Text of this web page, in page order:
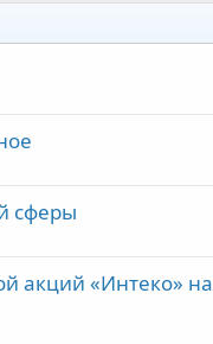
сферы
акций «Интеко» на